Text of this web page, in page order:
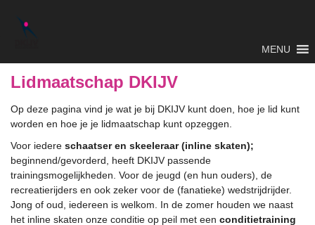
MENU
Lidmaatschap DKIJV
Op deze pagina vind je wat je bij DKIJV kunt doen, hoe je lid kunt
worden en hoe je je lidmaatschap kunt opzeggen.
Voor iedere schaatser en skeeleraar (inline skaten);
beginnend/gevorderd, heeft DKIJV passende
trainingsmogelijkheden. Voor de jeugd (en hun ouders), de
recreatierijders en ook zeker voor de (fanatieke) wedstrijdrijder.
Jong of oud, iedereen is welkom. In de zomer houden we naast
het inline skaten onze conditie op peil met een conditietraining